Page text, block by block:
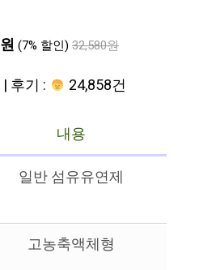
(7% 할인) 32,580원
후기 : 24,858건
내용
일반 섬유유연제
고농축액체형